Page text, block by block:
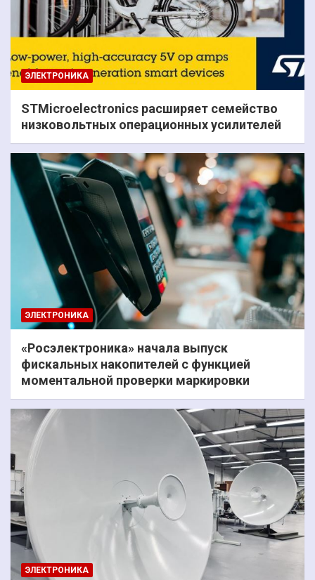
ЭЛЕКТРОНИКА
STMicroelectronics расширяет семейство
низковольтных операционных усилителей
ЭЛЕКТРОНИКА
«Росэлектроника» начала выпуск
фискальных накопителей с функцией
моментальной проверки маркировки
ЭЛЕКТРОНИКА